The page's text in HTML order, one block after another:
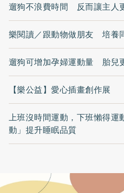
遛狗不浪費時間 反而讓主人
樂閱讀／跟動物做朋友 培養
遛狗可增加孕婦運動量 胎兒
【樂公益】愛心插畫創作展
上班沒時間運動，下班懶得運
動」提升睡眠品質